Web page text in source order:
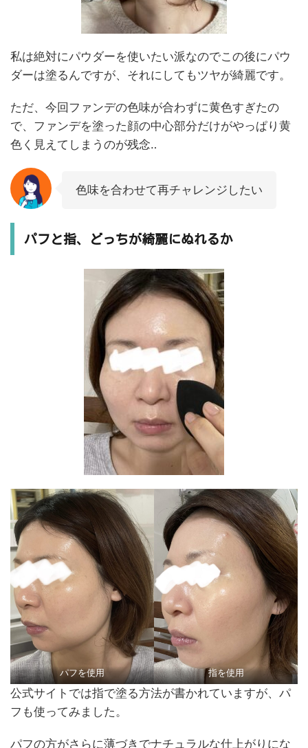
私は絶対にパウダーを使いたい派なのでこの後にパウ
ダーは塗るんですが、それにしてもツヤが綺麗です。
ただ、今回ファンデの色味が合わずに黄色すぎたの
で、ファンデを塗った顔の中心部分だけがやっぱり黄
色く見えてしまうのが残念‥
色味を合わせて再チャレンジしたい
パフと指、どっちが綺麗にぬれるか
パフを使用 指を使用
公式サイトでは指で塗る方法が書かれていますが、パ
フも使ってみました。
パフの方がさらに薄づきでナチュラルな仕上がりにな